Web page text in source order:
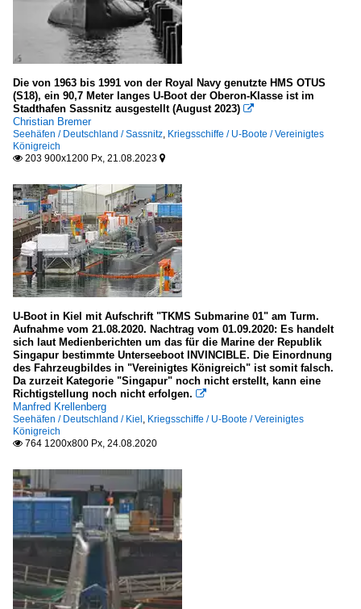
Die von 1963 bis 1991 von der Royal Navy genutzte HMS OTUS
(S18), ein 90,7 Meter langes U-Boot der Oberon-Klasse ist im
Stadthafen Sassnitz ausgestellt (August 2023) 
Christian Bremer
Seehäfen / Deutschland / Sassnitz, Kriegsschiffe / U-Boote / Vereinigtes
Königreich
 203 900x1200 Px, 21.08.2023 
U-Boot in Kiel mit Aufschrift "TKMS Submarine 01" am Turm.
Aufnahme vom 21.08.2020. Nachtrag vom 01.09.2020: Es handelt
sich laut Medienberichten um das für die Marine der Republik
Singapur bestimmte Unterseeboot INVINCIBLE. Die Einordnung
des Fahrzeugbildes in "Vereinigtes Königreich" ist somit falsch.
Da zurzeit Kategorie "Singapur" noch nicht erstellt, kann eine
Richtigstellung noch nicht erfolgen. 
Manfred Krellenberg
Seehäfen / Deutschland / Kiel, Kriegsschiffe / U-Boote / Vereinigtes
Königreich
 764 1200x800 Px, 24.08.2020